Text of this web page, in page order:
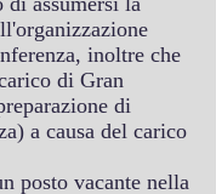
inoltre che
di Gran
di
a causa del carico
posto vacante nella